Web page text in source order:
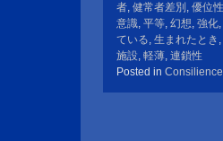
者, 健常者差別 , 優位性
意識, 平等, 幻想, 強化,
ている, 生まれたとき ,
施設, 軽薄, 連鎖性
Posted in